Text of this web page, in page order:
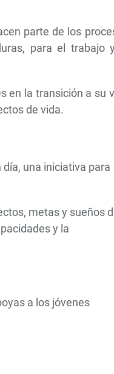
parte de los
para el trabajo
en la transición a su
de vida.
una iniciativa para
metas y sueños
y la
a los jóvenes